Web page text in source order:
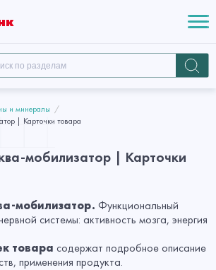
и минералы
| Карточки товара
мобилизатор | Карточки
мобилизатор. Функциональный
системы: активность мозга, энергия
товара содержат подробное описание
применения продукта.